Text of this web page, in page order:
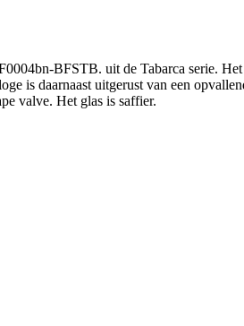
BFSTB. uit de Tabarca serie.
is daarnaast uitgerust van een
valve. Het glas is saffier.